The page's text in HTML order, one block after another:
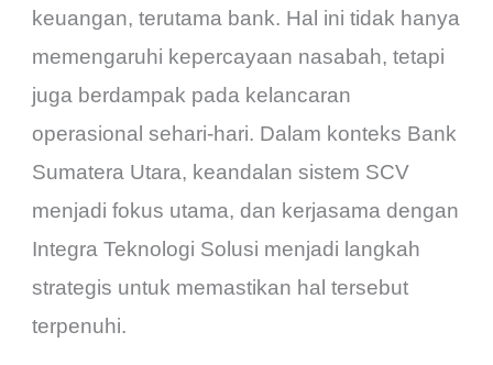
keuangan, terutama bank. Hal ini tidak hanya
memengaruhi kepercayaan nasabah, tetapi
juga berdampak pada kelancaran
operasional sehari-hari. Dalam konteks Bank
Sumatera Utara, keandalan sistem SCV
menjadi fokus utama, dan kerjasama dengan
Integra Teknologi Solusi menjadi langkah
strategis untuk memastikan hal tersebut
terpenuhi.